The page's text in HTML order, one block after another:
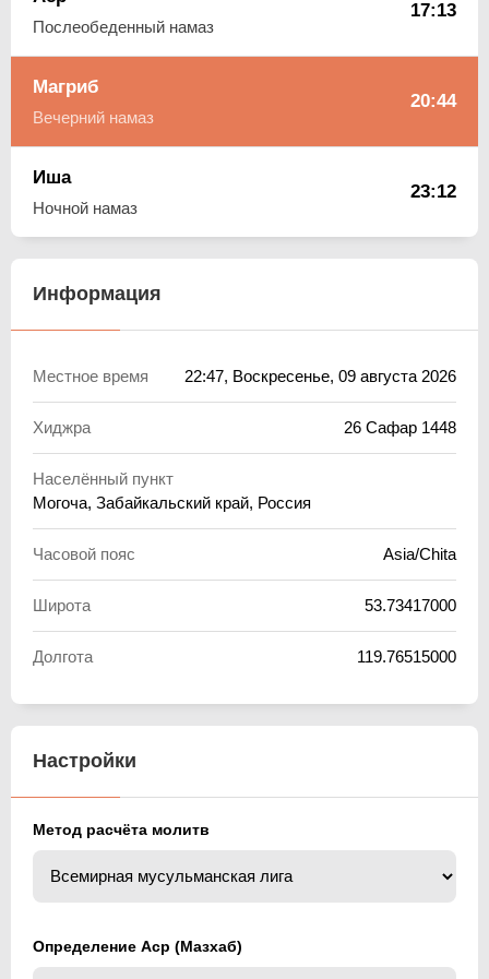
Послеобеденный намаз
17:13
Магриб
Вечерний намаз
20:44
Иша
Ночной намаз
23:12
Информация
Местное время 22:47, Воскресенье, 09 августа 2026
Хиджра 26 Сафар 1448
Населённый пункт
Могоча, Забайкальский край, Россия
Часовой пояс Asia/Chita
Широта 53.73417000
Долгота 119.76515000
Настройки
Метод расчёта молитв
Определение Аср (Мазхаб)